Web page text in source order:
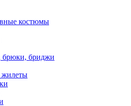
костюмы
бриджи
жилеты